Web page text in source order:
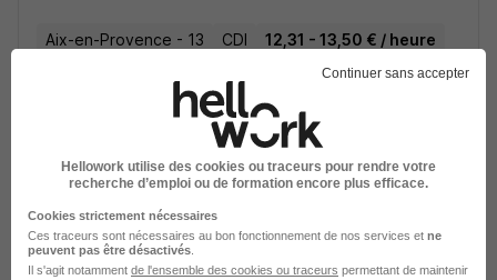
Aix-en-Provence - 13 CDI 12,31 - 13,50 € / heure
Agent d'Entretien H/F
Continuer sans accepter
Hellowork utilise des cookies ou traceurs pour rendre votre
recherche d’emploi ou de formation encore plus efficace.
Cookies strictement nécessaires
Ces traceurs sont nécessaires au bon fonctionnement de nos services et ne
peuvent pas être désactivés
Il s'agit notamment de l'ensemble des cookies ou traceurs permettant de maintenir